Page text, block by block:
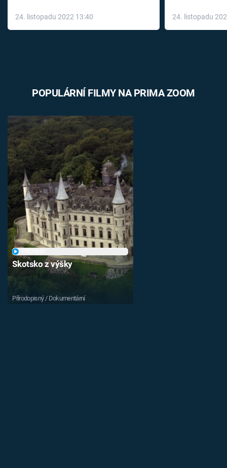
24. listopadu 2022 13:40
léky
24. listopadu
POPULÁRNÍ FILMY NA PRIMA ZOOM
Skotsko z výšky
Přírodopisný / Dokumentární